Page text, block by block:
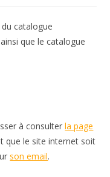
catalogue
que le catalogue
à consulterla page
que le site internet soit
son email.